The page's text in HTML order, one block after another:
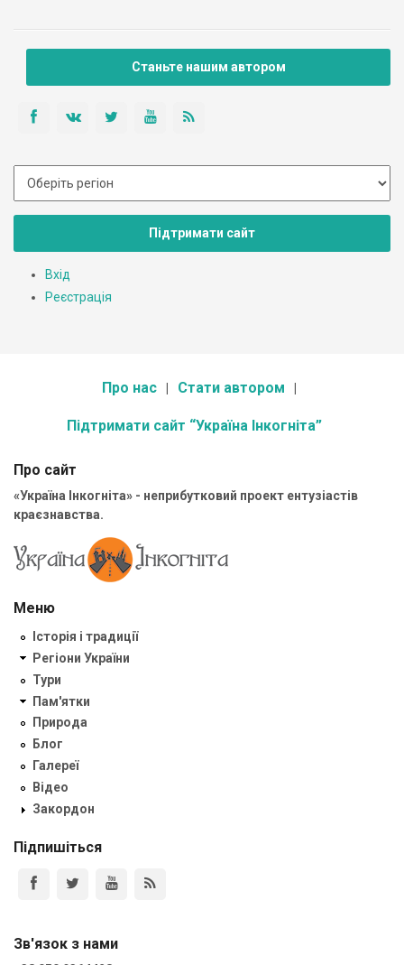
Станьте нашим автором
Підтримати сайт
Вхід
Реєстрація
Про нас Стати автором
Підтримати сайт “Україна Інкогніта”
Про сайт
«Україна Інкогніта» - неприбутковий проект ентузіастів
краєзнавства.
Меню
Історія і традиції
Регіони України
Тури
Пам'ятки
Природа
Блог
Галереї
Відео
Закордон
Підпишіться
Зв'язок з нами